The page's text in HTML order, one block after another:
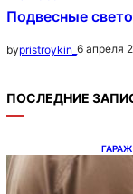
Подвесные
bypristroykin_ 6 апреля
ПОСЛЕДНИЕ